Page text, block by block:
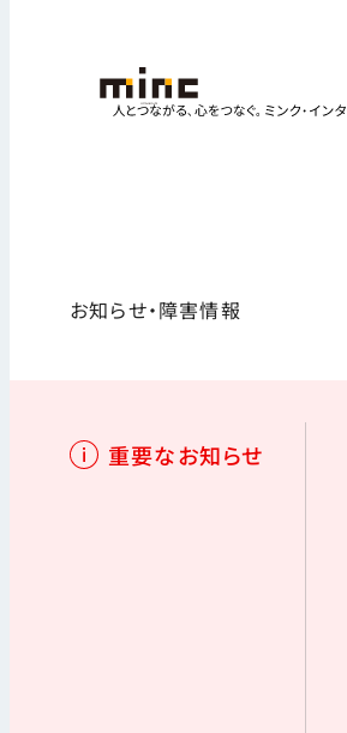
お知らせ・障害情報
重要なお知らせ